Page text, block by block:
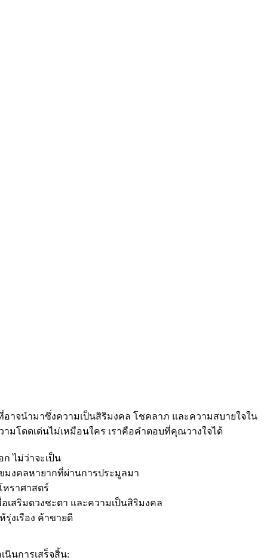
อาจนำมาซึ่งความเป็นสิริมงคล โชคลาภ และความสบายใจใน
มโดดเด่นไม่เหมือนใคร เราคือคำตอบที่คุณวางใจได้
ไม่ว่าจะเป็น
มงคลหายากที่ผ่านการประมูลมา
หราศาสตร์
เสริมดวงชะตา และความเป็นสิริมงคล
รุ่งเรือง ค้าขายดี
นการเสร็จสิ้น: